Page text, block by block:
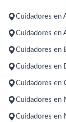
Cuidadores en
Cuidadores en
Cuidadores en
Cuidadores en
Cuidadores en
Cuidadores en
Cuidadores en